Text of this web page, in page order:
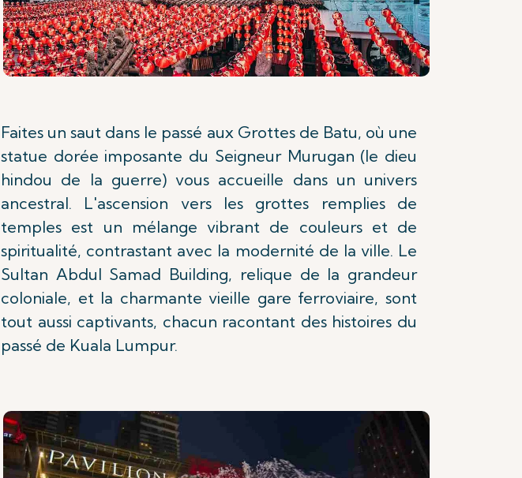
Faites un saut dans le passé aux Grottes de Batu, où une
statue dorée imposante du Seigneur Murugan (le dieu
hindou de la guerre) vous accueille dans un univers
ancestral. L'ascension vers les grottes remplies de
temples est un mélange vibrant de couleurs et de
spiritualité, contrastant avec la modernité de la ville. Le
Sultan Abdul Samad Building, relique de la grandeur
coloniale, et la charmante vieille gare ferroviaire, sont
tout aussi captivants, chacun racontant des histoires du
passé de Kuala Lumpur.